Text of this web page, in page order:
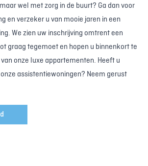
wel met zorg in de buurt? Ga dan voor
en verzeker u van mooie jaren in een
We zien uw inschrijving omtrent een
graag tegemoet en hopen u binnenkort te
onze luxe appartementen. Heeft u
assistentiewoningen? Neem gerust